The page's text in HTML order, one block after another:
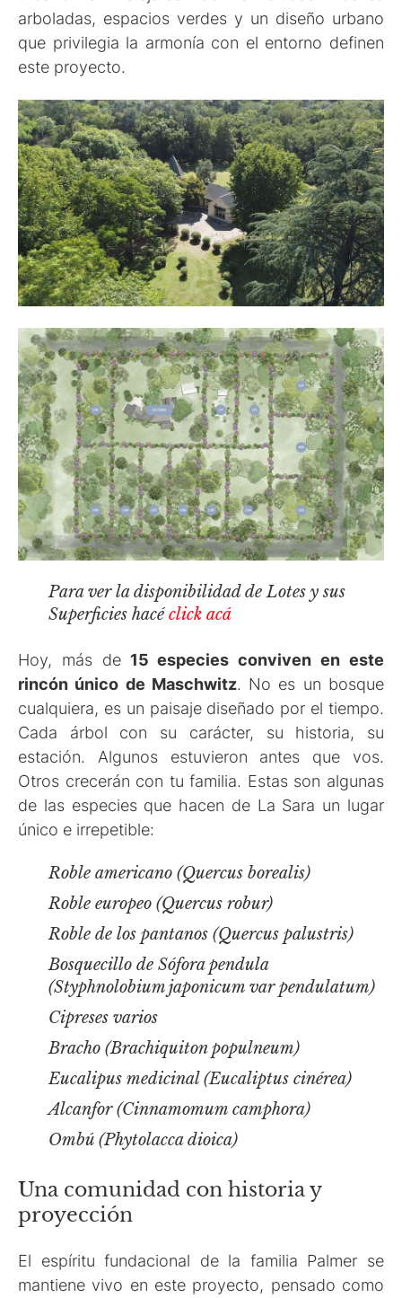
arboladas, espacios verdes y un diseño urbano
que privilegia la armonía con el entorno definen
este proyecto.
Para ver la disponibilidad de Lotes y sus
Superficies hacéclick acá
Hoy, más de15 especies conviven en este
rincón único de Maschwitz. No es un bosque
cualquiera, es un paisaje diseñado por el tiempo.
Cada árbol con su carácter, su historia, su
estación. Algunos estuvieron antes que vos.
Otros crecerán con tu familia. Estas son algunas
de las especies que hacen de La Sara un lugar
único e irrepetible:
Roble americano (Quercus borealis)
Roble europeo (Quercus robur)
Roble de los pantanos (Quercus palustris)
Bosquecillo de Sófora pendula
(Styphnolobium japonicum var pendulatum)
Cipreses varios
Bracho (Brachiquiton populneum)
Eucalipus medicinal (Eucaliptus cinérea)
Alcanfor (Cinnamomum camphora)
Ombú (Phytolacca dioica)
Una comunidad con historia y
proyección
El espíritu fundacional de la familia Palmer se
mantiene vivo en este proyecto, pensado como